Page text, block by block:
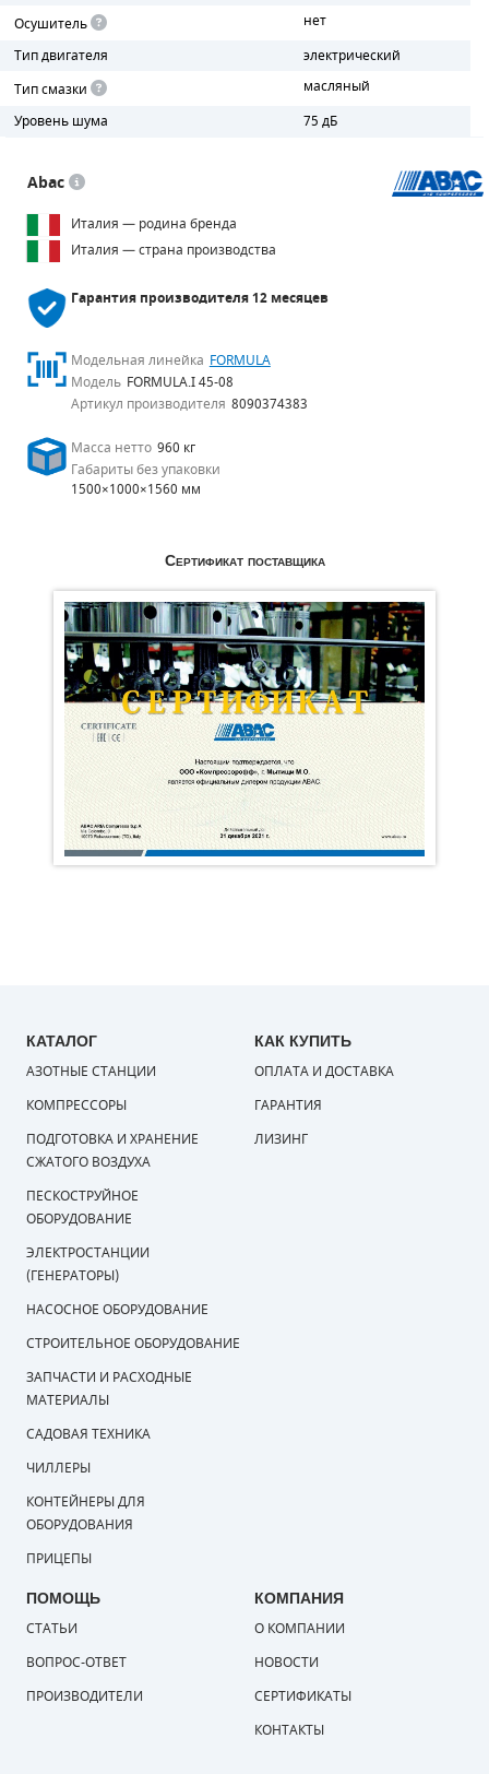
Осушитель
нет
Тип двигателя
электрический
Тип смазки
масляный
Уровень шума
75 дБ
Abac
Италия — родина бренда
Италия — страна производства
Гарантия производителя12 месяцев
Модельная линейка FORMULA
Модель FORMULA.I 45-08
Артикул производителя 8090374383
Масса нетто 960 кг
Габариты без упаковки
1500×1000×1560 мм
Сертификат поставщика
КАТАЛОГ
АЗОТНЫЕ СТАНЦИИ
КОМПРЕССОРЫ
ПОДГОТОВКА И ХРАНЕНИЕ
СЖАТОГО ВОЗДУХА
ПЕСКОСТРУЙНОЕ
ОБОРУДОВАНИЕ
ЭЛЕКТРОСТАНЦИИ
(ГЕНЕРАТОРЫ)
НАСОСНОЕ ОБОРУДОВАНИЕ
СТРОИТЕЛЬНОЕ ОБОРУДОВАНИЕ
ЗАПЧАСТИ И РАСХОДНЫЕ
МАТЕРИАЛЫ
САДОВАЯ ТЕХНИКА
ЧИЛЛЕРЫ
КОНТЕЙНЕРЫ ДЛЯ
ОБОРУДОВАНИЯ
ПРИЦЕПЫ
КАК КУПИТЬ
ОПЛАТА И ДОСТАВКА
ГАРАНТИЯ
ЛИЗИНГ
ПОМОЩЬ
СТАТЬИ
ВОПРОС-ОТВЕТ
ПРОИЗВОДИТЕЛИ
КОМПАНИЯ
О КОМПАНИИ
НОВОСТИ
СЕРТИФИКАТЫ
КОНТАКТЫ
ДЕТАЛИ ПОГРУЖНЫХ НАСОСОВ
ШЛАНГИ ДЛЯ МОТОПОМП